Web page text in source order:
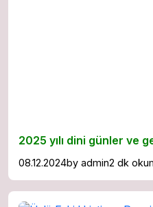
2025 yılı dini günler ve
08.12.2024by admin2 dk